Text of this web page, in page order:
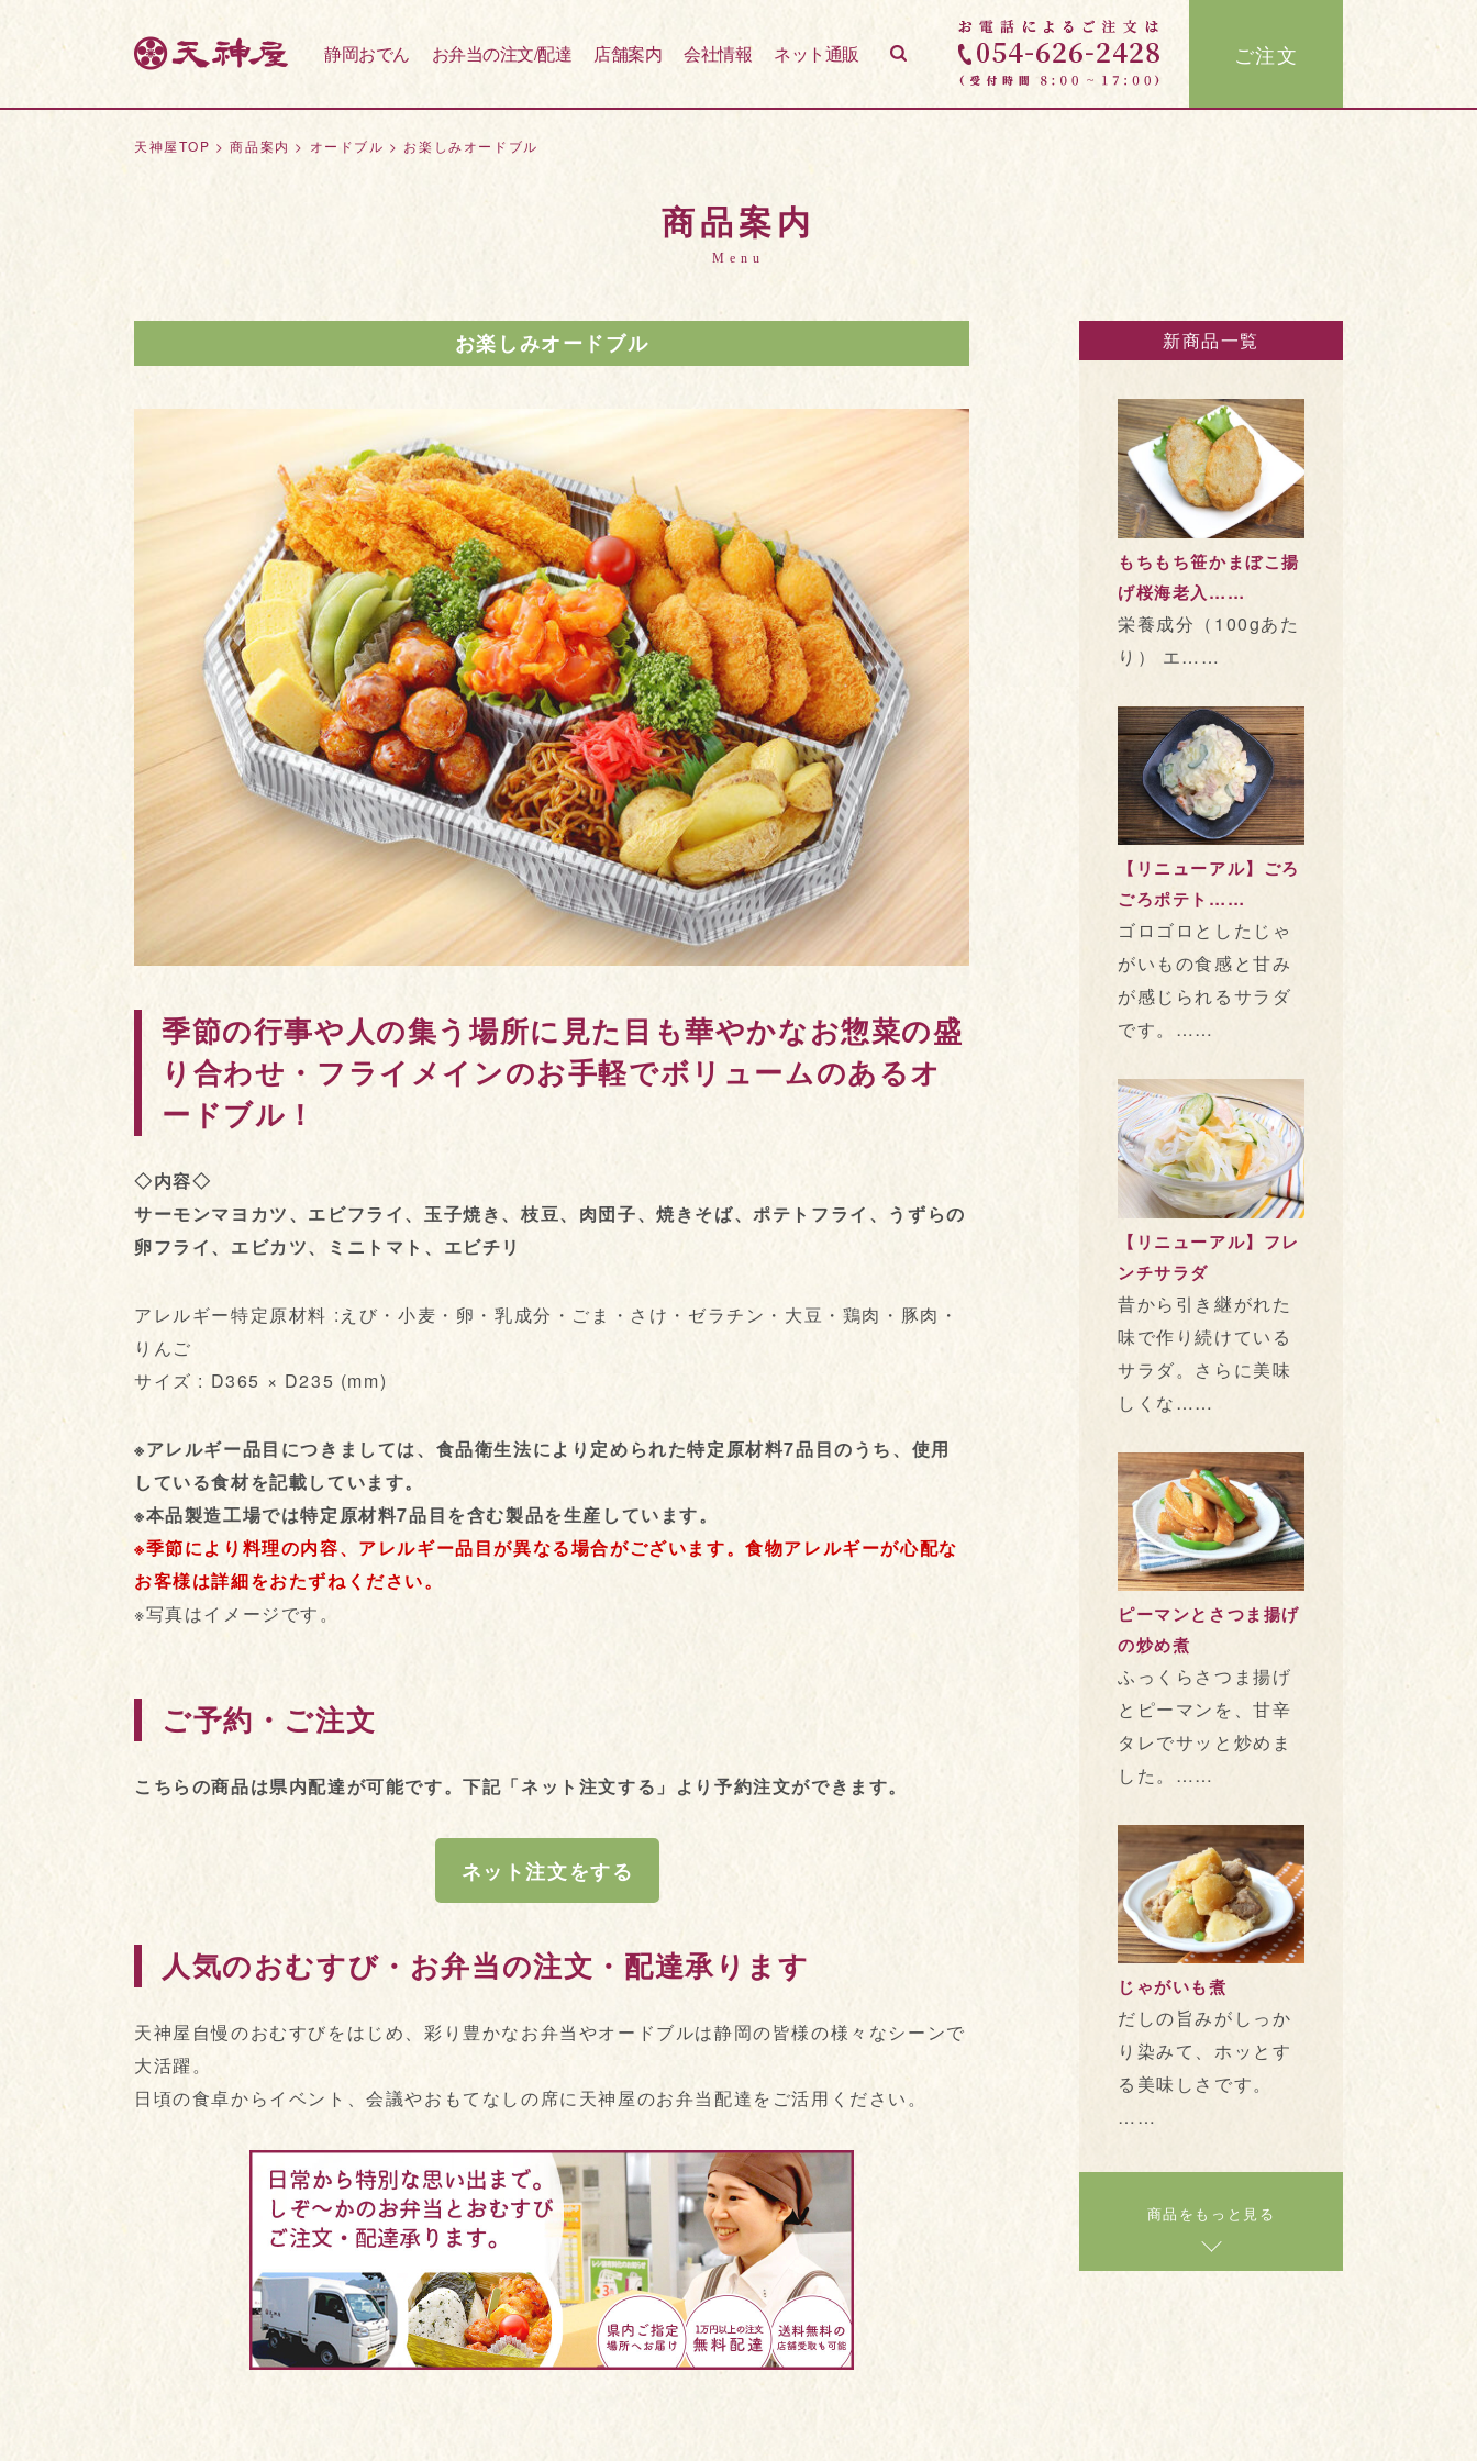
静岡おでん お弁当の注文/配達 店舗案内 会社情報 ネット通販 ご注文
天神屋TOP >商品案内 > オードブル > お楽しみオードブル
商品案内
Menu
お楽しみオードブル
季節の行事や人の集う場所に見た目も華やかなお惣菜の盛
り合わせ・フライメインのお手軽でボリュームのあるオ
ードブル！
◇内容◇
サーモンマヨカツ、エビフライ、玉子焼き、枝豆、肉団子、焼きそば、ポテトフライ、うずらの
卵フライ、エビカツ、ミニトマト、エビチリ
アレルギー特定原材料 :えび・小麦・卵・乳成分・ごま・さけ・ゼラチン・大豆・鶏肉・豚肉・
りんご
サイズ : D365 × D235 (mm)
※アレルギー品目につきましては、食品衛生法により定められた特定原材料7品目のうち、使用
している食材を記載しています。
※本品製造工場では特定原材料7品目を含む製品を生産しています。
※季節により料理の内容、アレルギー品目が異なる場合がございます。食物アレルギーが心配な
お客様は詳細をおたずねください。
※写真はイメージです。
ご予約・ご注文
こちらの商品は県内配達が可能です。下記「ネット注文する」より予約注文ができます。
ネット注文をする
人気のおむすび・お弁当の注文・配達承ります
天神屋自慢のおむすびをはじめ、彩り豊かなお弁当やオードブルは静岡の皆様の様々なシーンで
大活躍。
日頃の食卓からイベント、会議やおもてなしの席に天神屋のお弁当配達をご活用ください。
新商品一覧
もちもち笹かまぼこ揚
げ桜海老入……
栄養成分（100gあた
り） エ……
【リニューアル】ごろ
ごろポテト……
ゴロゴロとしたじゃ
がいもの食感と甘み
が感じられるサラダ
です。……
【リニューアル】フレ
ンチサラダ
昔から引き継がれた
味で作り続けている
サラダ。さらに美味
しくな……
ピーマンとさつま揚げ
の炒め煮
ふっくらさつま揚げ
とピーマンを、甘辛
タレでサッと炒めま
した。……
じゃがいも煮
だしの旨みがしっか
り染みて、ホッとす
る美味しさです。
……
商品をもっと見る